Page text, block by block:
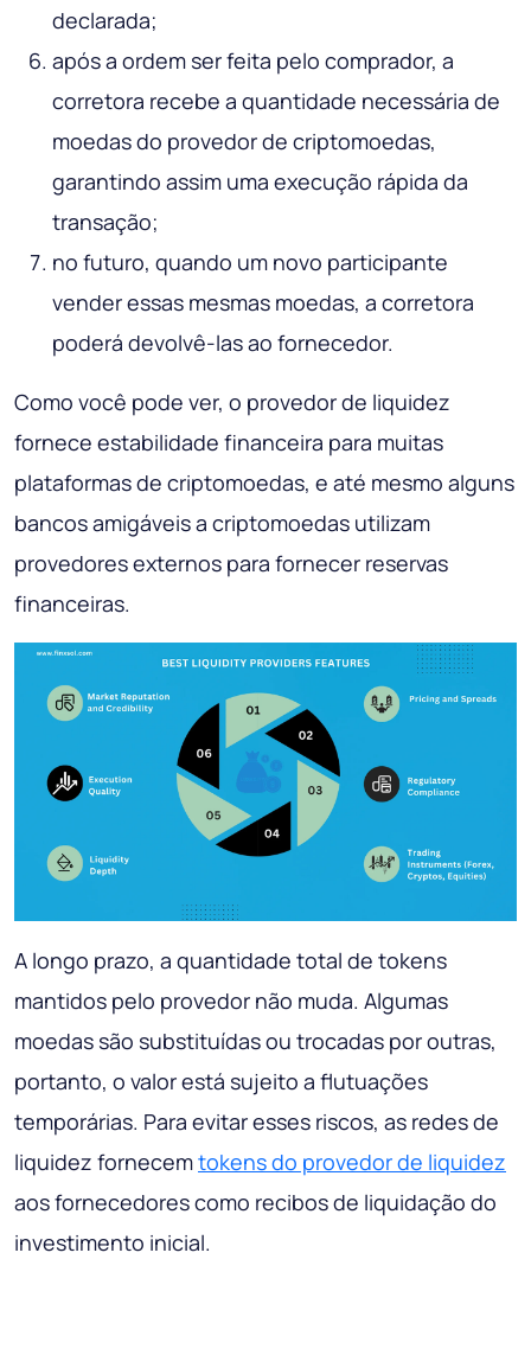
declarada;
após a ordem ser feita pelo comprador, a
corretora recebe a quantidade necessária de
moedas do provedor de criptomoedas,
garantindo assim uma execução rápida da
transação;
no futuro, quando um novo participante
vender essas mesmas moedas, a corretora
poderá devolvê-las ao fornecedor.
Como você pode ver, o provedor de liquidez
fornece estabilidade financeira para muitas
plataformas de criptomoedas, e até mesmo alguns
bancos amigáveis ​​a criptomoedas utilizam
provedores externos para fornecer reservas
financeiras.
A longo prazo, a quantidade total de tokens
mantidos pelo provedor não muda. Algumas
moedas são substituídas ou trocadas por outras,
portanto, o valor está sujeito a flutuações
temporárias. Para evitar esses riscos, as redes de
liquidez fornecemtokens do provedor de liquidez
aos fornecedores como recibos de liquidação do
investimento inicial.